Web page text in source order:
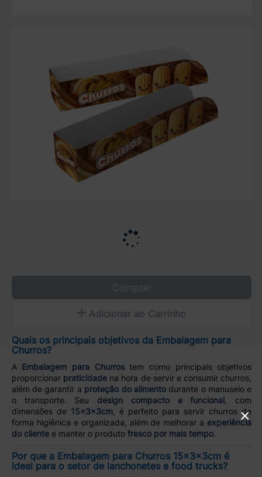
Comprar
Adicionar ao Carrinho
Quais os principais objetivos da Embalagem para
Churros?
A Embalagem para Churrostem como principais objetivos
proporcionar praticidade na hora de servir e consumir churros,
além de garantir a proteção do alimentodurante o manuseio e
o transporte. Seu design compacto e funcional , com
dimensões de 15x3x3cm, é perfeito para servir churros de
forma higiênica e organizada, além de melhorar a experiência
do clientee manter o produto fresco por mais tempo.
Por que a Embalagem para Churros 15x3x3cm é
ideal para o setor de lanchonetes e food trucks?
×